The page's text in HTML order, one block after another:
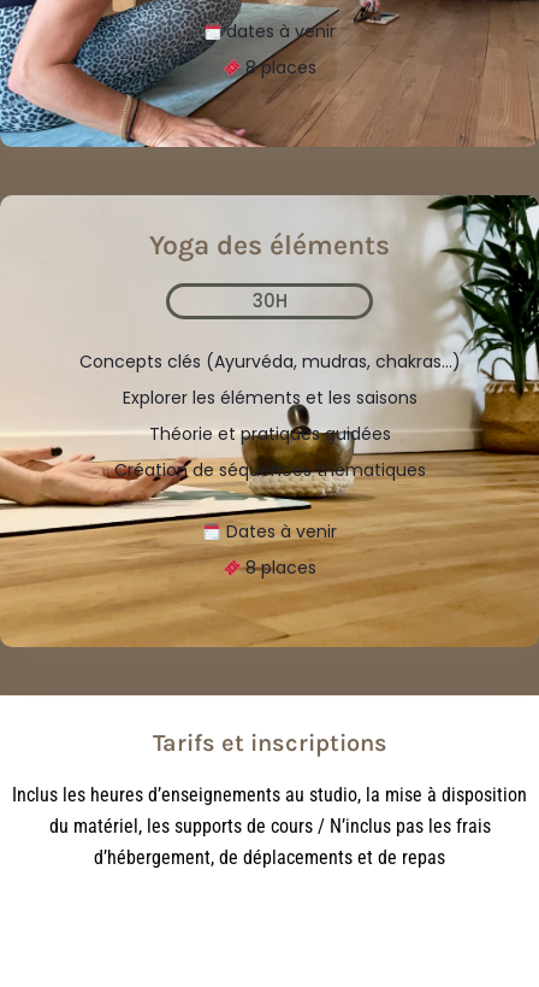
dates à venir
8 places
Yoga des éléments
30H
Concepts clés (Ayurvéda, mudras, chakras…)
Explorer les éléments et les saisons
Théorie et pratiques guidées
Création de séquences thématiques
Dates à venir
8 places
Tarifs et inscriptions
Inclus les heures d’enseignements au studio, la mise à disposition
du matériel, les supports de cours / N’inclus pas les frais
d’hébergement, de déplacements et de repas